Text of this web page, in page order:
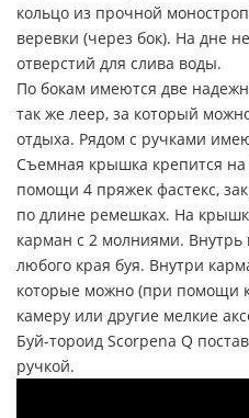
кольцо из прочной
веревки (через бок). На дне
отверстий для слива воды.
По бокам имеются две
так же леер, за который
отдыха. Рядом с ручками
Съемная крышка крепится на
помощи 4 пряжек фастекс,
по длине ремешках. На
карман с 2 молниями. Внутрь
любого края буя. Внутри
которые можно (при помощи
камеру или другие мелкие
Буй-тороид Scorpena Q
ручкой.